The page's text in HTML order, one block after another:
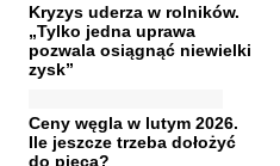
Kryzys uderza w rolników.
„Tylko jedna uprawa
pozwala osiągnąć niewielki
zysk”
Ceny węgla w lutym 2026.
Ile jeszcze trzeba dołożyć
do pieca?